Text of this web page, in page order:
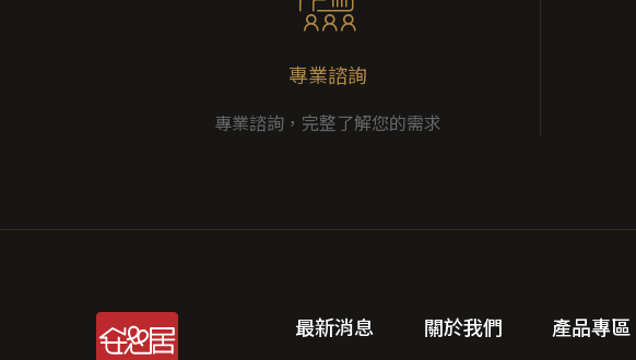
專業諮詢
專業諮詢，完整了解您的需求
最新消息 關於我們 產品專區